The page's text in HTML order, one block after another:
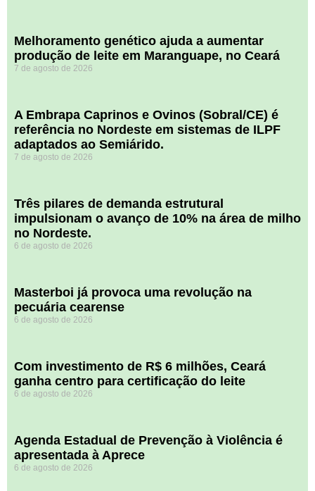
Melhoramento genético ajuda a aumentar
produção de leite em Maranguape, no Ceará
7 de agosto de 2026
A Embrapa Caprinos e Ovinos (Sobral/CE) é
referência no Nordeste em sistemas de ILPF
adaptados ao Semiárido.
7 de agosto de 2026
​Três pilares de demanda estrutural
impulsionam o avanço de 10% na área de milho
no Nordeste.
6 de agosto de 2026
Masterboi já provoca uma revolução na
pecuária cearense
6 de agosto de 2026
Com investimento de R$ 6 milhões, Ceará
ganha centro para certificação do leite
6 de agosto de 2026
Agenda Estadual de Prevenção à Violência é
apresentada à Aprece
6 de agosto de 2026